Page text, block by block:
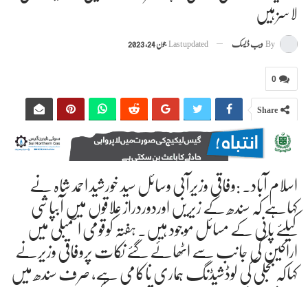
لاسز ہیں
By ویب ڈیسک Last updated جون 24, 2023
0
Share
اسلام آباد۔ :وفاقی وزیرآبی وسائل سید خورشید احمد شاہ نے
کہاہے کہ سندھ کے زیریں اوردوردراز علاقوں میں آبپاشی
کیلئے پانی کے مسائل موجود ہیں۔ ہفتہ کوقومی اسمبلی میں
اراکین کی جانب سے اٹھائے گئے نکات پروفاقی وزیرنے
کہاکہ بجلی کی لوڈشیڈنگ ہماری ناکامی ہے، صرف سندھ میں